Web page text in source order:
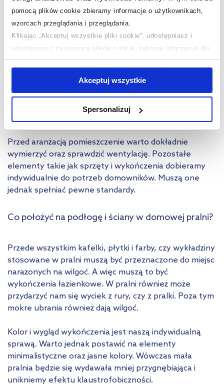
pomocą plików cookie zbieramy informacje o użytkownikach,
wzorcach przeglądania i przeglądania.
Klikając „Akceptuj wszystkie pliki cookie”, udostępniasz i
udostępniasz za pomocą plików cookie, zebrane informacje dla
użytkowników zewnętrznych, a także nasi partnerzy reklamowi.
jednak, że zablokowane niektóre pliki cookie mogą mieć wpływ
na sposób dostarczania treści niedostosowanych do potrzeb
kliknij „Ustawienia plików cookie”.
informacji na temat plików cookie i tego, dlaczego ich przepisy,
przejdź do zakładek „Informacje o plikach cookie”.
Akceptuj wszystkie
Spersonalizuj
Oddzielna toaleta zwykle jest pomieszczeniem
trudnym, gdyż poza ubikacją nic się w niej raczej nie
mieści (nie mamy jak postawić tam szafki, czy półki).
Zabierając pralkę i kosze na pranie z łazienki zrobimy
się głowić, gdzie go umieścić.
Funkcjonalna pralnia w domu – jak ją
Przed aranżacją pomieszczenie warto dokładnie
wymierzyć oraz sprawdzić wentylację. Pozostałe
elementy takie jak sprzęty i wykończenia dobieramy
indywidualnie do potrzeb domowników. Muszą one
jednak spełniać pewne standardy.
Co położyć na podłogę i ściany w domowej pralni?
Przede wszystkim kafelki, płytki i farby, czy wykładziny
stosowane w pralni muszą być przeznaczone do miejsc
narażonych na wilgoć. A więc muszą to być
wykończenia łazienkowe. W pralni również może
przydarzyć nam się wyciek z rury, czy z pralki. Poza tym
mokre ubrania również dają wilgoć.
Kolor i wygląd wykończenia jest naszą indywidualną
sprawą. Warto jednak postawić na elementy
minimalistyczne oraz jasne kolory. Wówczas mała
pralnia będzie się wydawała mniej przygnębiająca i
unikniemy efektu klaustrofobiczności.